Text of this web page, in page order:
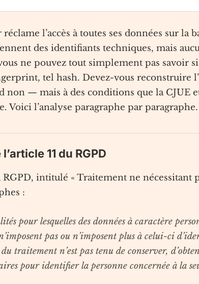
l’accès à toutes ses données sur la
des identifiants techniques, mais
ne pouvez tout simplement pas savoir
tel hash. Devez-vous reconstruire
non — mais à des conditions que la CJUE
Voici l’analyse paragraphe par paragraphe.
11 du RGPD
RGPD, intitulé « Traitement ne nécessitant
:
pour lesquelles des données à caractère
pas ou n’imposent plus à celui-ci
du traitement n’est pas tenu de conserver,
pour identifier la personne concernée à la